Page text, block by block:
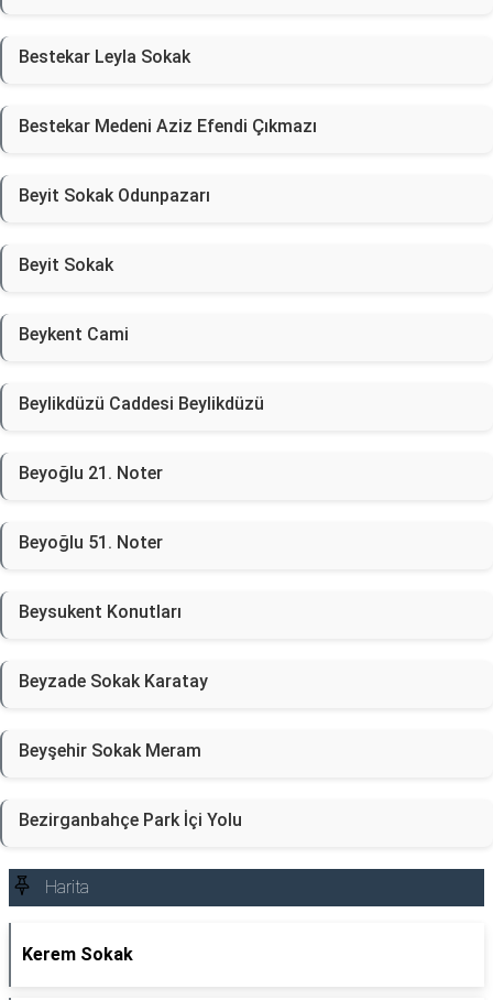
Bestekar Leyla Sokak
Bestekar Medeni Aziz Efendi Çıkmazı
Beyit Sokak Odunpazarı
Beyit Sokak
Beykent Cami
Beylikdüzü Caddesi Beylikdüzü
Beyoğlu 21. Noter
Beyoğlu 51. Noter
Beysukent Konutları
Beyzade Sokak Karatay
Beyşehir Sokak Meram
Bezirganbahçe Park İçi Yolu
Harita
Kerem Sokak